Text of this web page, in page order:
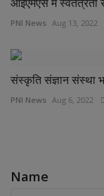
आईएमएस में स्वतंत्रता
PNI News Aug 13, 2022
संस्कृति संज्ञान संस्था
PNI News Aug 6, 2022
Name